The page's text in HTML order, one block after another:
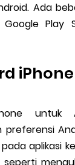
Ada
Play
untuk
aplikasi